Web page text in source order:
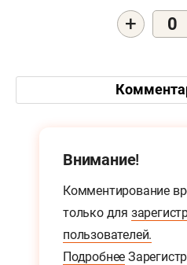
+ 0
Внимание!
Комментирование
только для
пользователей.
Подробнее